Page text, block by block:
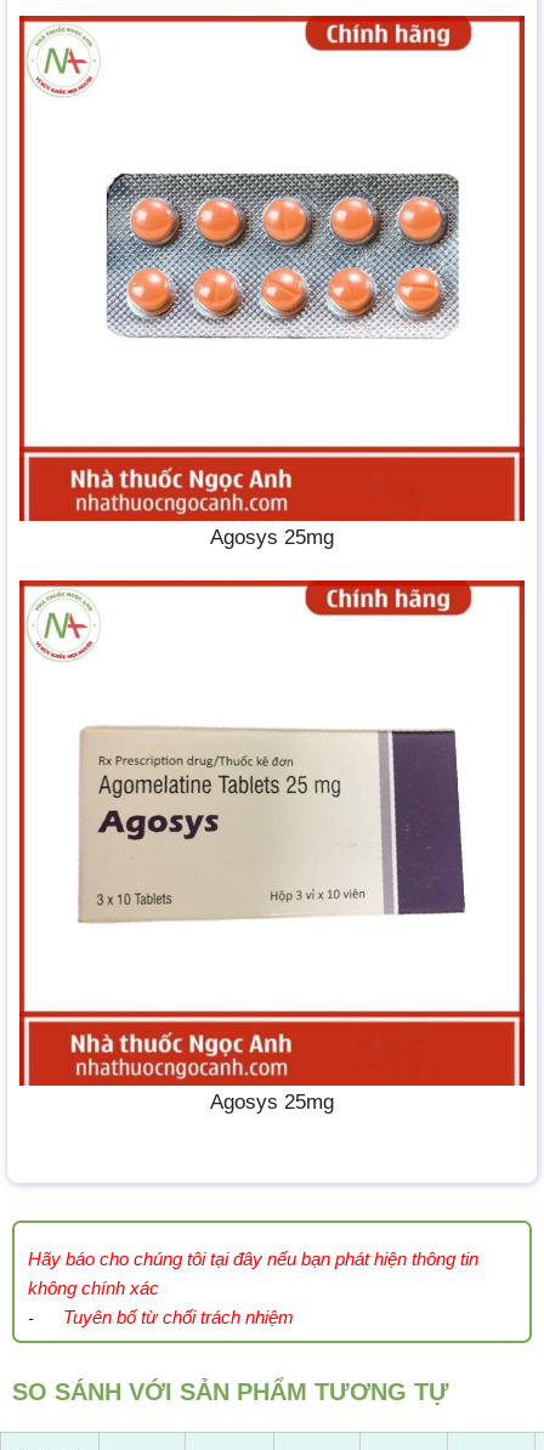
Agosys 25mg
Agosys 25mg
Hãy báo cho chúng tôi tại đây nếu bạn phát hiện thông tin
không chính xác
- Tuyên bố từ chối trách nhiệm
SO SÁNH VỚI SẢN PHẨM TƯƠNG TỰ